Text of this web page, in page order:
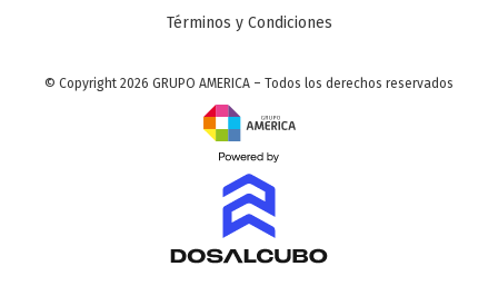
Términos y Condiciones
© Copyright 2026 GRUPO AMERICA – Todos los derechos reservados